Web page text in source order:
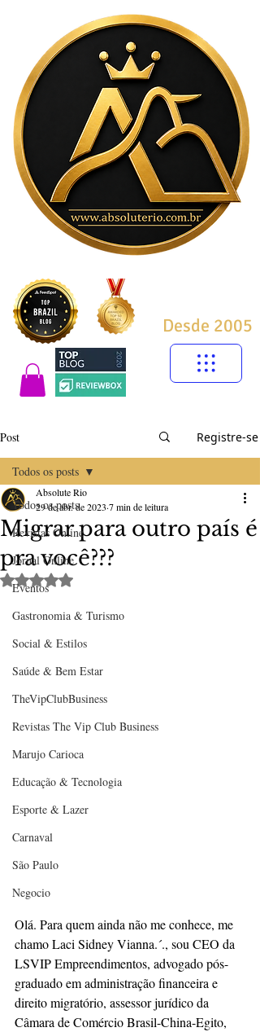
Desde 2005
Post Registre-se
Todos os posts
Revistas Online
Jornal Online
Eventos
Gastronomia & Turismo
Social & Estilos
Saúde & Bem Estar
TheVipClubBusiness
Revistas The Vip Club Business
Marujo Carioca
Educação & Tecnologia
Esporte & Lazer
Carnaval
São Paulo
Negocio
Todos os posts
Migrar para outro país é
pra você???
Absolute Rio
29 de abr. de 2023 7 min de leitura
Avaliado com NaN de 5 estrelas.
Olá. Para quem ainda não me conhece, me
chamo Laci Sidney Vianna.´., sou CEO da
LSVIP Empreendimentos, advogado pós-
graduado em administração financeira e
direito migratório, assessor jurídico da
Câmara de Comércio Brasil-China-Egito,